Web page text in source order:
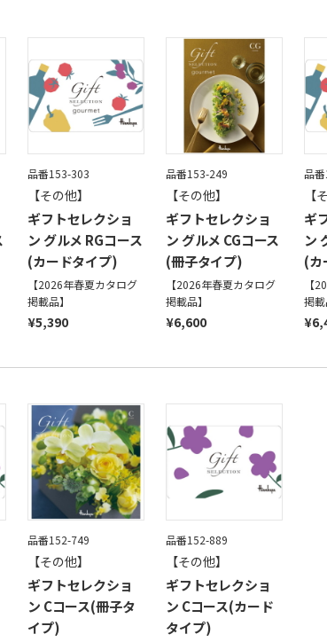
品番153-303
【その他】
ギフトセレクショ
ン グルメ RGコース
(カードタイプ)
【2026年春夏カタログ
掲載品】
¥5,390
品番153-249
【その他】
ギフトセレクショ
ン グルメ CGコース
(冊子タイプ)
【2026年春夏カタログ
掲載品】
¥6,600
品
【
ギ
ン
(カ
【
掲
品番152-749
【その他】
ギフトセレクショ
ン Cコース(冊子タ
イプ)
品番152-889
【その他】
ギフトセレクショ
ン Cコース(カード
タイプ)